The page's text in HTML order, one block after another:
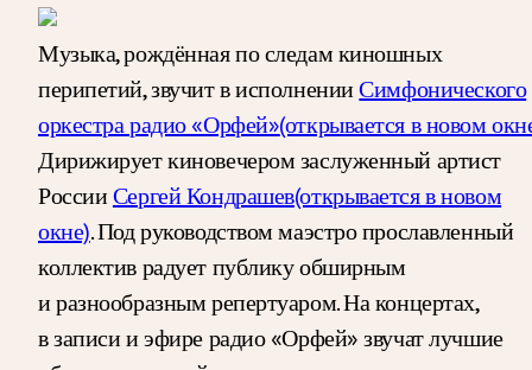
Музыка, рождённая по следам киношных
перипетий, звучит в исполненииСимфонического
оркестра радио «Орфей»(открывается в новом
Дирижирует киновечером заслуженный артист
РоссииСергей Кондрашев(открывается в новом
окне). Под руководством маэстро прославленный
коллектив радует публику обширным
и разнообразным репертуаром. На концертах,
в записи и эфире радио «Орфей» звучат лучшие